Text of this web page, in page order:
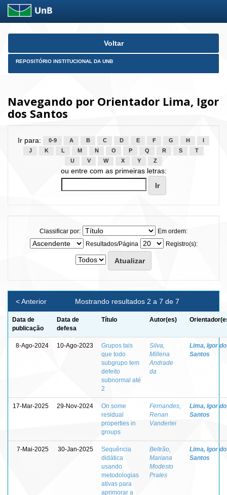
Skip
Voltar
REPOSITÓRIO INSTITUCIONAL DA UNB
Navegando por Orientador Lima, Igor
dos Santos
Ir para: 0-9 A B C D E F G H
J
K L M N O P Q R S
T
U
V W X Y Z
ou entre com as primeiras letras:
Classificar por:
Em ordem:
Resultados/Página
Registro(s):
Mostrando resultados 2 a 7 de 7
< Anterior
Data de
publicação
Data de
defesa
Título Autor(es)
8-Ago-2024 10-Ago-2023
Grupos tais
que todo
subgrupo tem
defeito
subnormal até
2
Silva,
Millena
Andrade
da
Lima, Igor
Santos
17-Mar-2025 29-Nov-2024
On some
residual
properties in
groups
Fernandes,
Renan
Vanderlei
Lima, Igor
Santos
7-Mai-2025 30-Jan-2025
Sequência
didática
usando
metodologias
ativas para
aprimorar a
Beltrão,
Mariana
Modesto
Prates
Lima, Igor
Santos